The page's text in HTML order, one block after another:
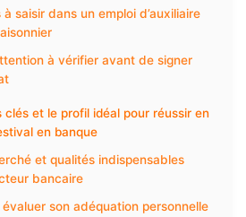
saisir dans un emploi d’auxiliaire
à vérifier avant de signer
clés et le profil idéal pour réussir en
en banque
et qualités indispensables
bancaire
son adéquation personnelle